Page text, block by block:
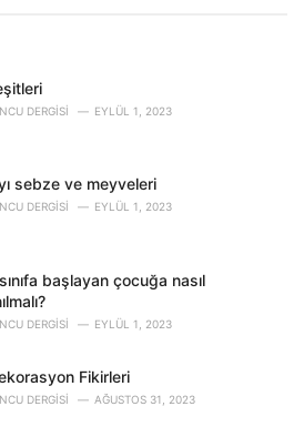
DERGISI EYLÜL 1, 2023
sebze ve meyveleri
DERGISI EYLÜL 1, 2023
başlayan çocuğa nasıl
DERGISI EYLÜL 1, 2023
Fikirleri
DERGISI AĞUSTOS 31, 2023